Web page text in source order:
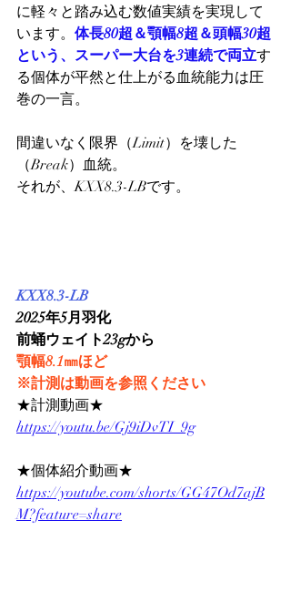
に軽々と踏み込む数値実績を実現して
います。 体長80超＆顎幅8超＆頭幅30超
という、スーパー大台を3連続で両立す
る個体が平然と仕上がる血統能力は圧
巻の一言。
間違いなく限界（Limit）を壊した
（Break）血統。
それが、KXX8.3-LBです。
KXX8.3-LB
2025年5月羽化
前蛹ウェイト23gから
顎幅8.1㎜ほど
※計測は動画を参照ください
★計測動画★
https://youtu.be/Gj9iDvTI_9g
★個体紹介動画★
https://youtube.com/shorts/GG47Od7ajB
M?feature=share